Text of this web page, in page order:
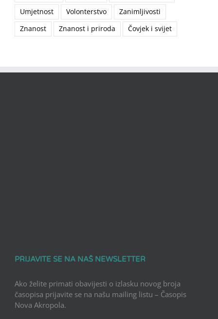
Umjetnost
Volonterstvo
Zanimljivosti
Znanost
Znanost i priroda Čovjek i svijet
PRIJAVITE SE NA NAŠ NEWSLETTER
Ako želite primati obavijesti o izlasku novog broja
časopisa prijavite se na našu mailing listu – Časopis
Nova Akropola.